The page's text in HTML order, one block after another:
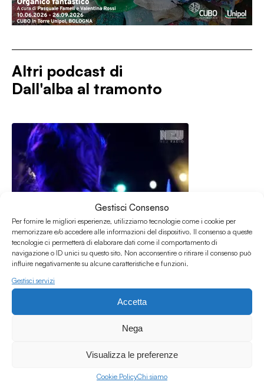
Gestisci Consenso
Per fornire le migliori esperienze, utilizziamo tecnologie come i cookie per
memorizzare e/o accedere alle informazioni del dispositivo. Il consenso a queste
tecnologie ci permetterà di elaborare dati come il comportamento di
navigazione o ID unici su questo sito. Non acconsentire o ritirare il consenso può
influire negativamente su alcune caratteristiche e funzioni.
Gestisci servizi
Accetta
Nega
Visualizza le preferenze
Cookie PolicyChi siamo
Altri podcast di
Dall'alba al tramonto
19.06.2026
Dall'alba al tramonto weekend w/ Alice
Guastadini - Da venerdì 19 a domenica 21
Dall'alba al tramonto